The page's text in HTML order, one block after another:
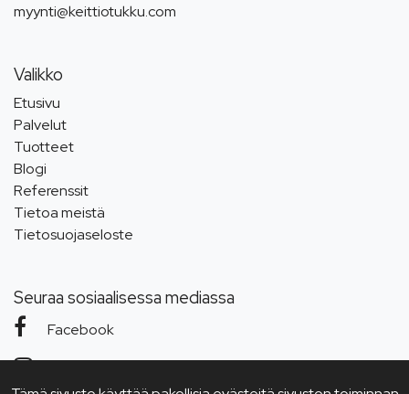
myynti@keittiotukku.com
Valikko
Etusivu
Palvelut
Tuotteet
Blogi
Referenssit
Tietoa meistä
Tietosuojaseloste
Seuraa sosiaalisessa mediassa
Facebook